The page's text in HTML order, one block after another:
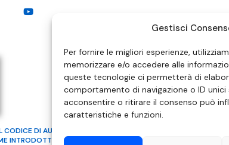
Gestisci
Per fornire le migliori esperienze,
memorizzare e/o accedere alle
queste tecnologie ci permetterà di
comportamento di navigazione o ID unici
acconsentire o ritirare il consenso può
caratteristiche e funzioni.
DI AUTOREGOLAMENTAZIONE IN MATERIA DI
INTRODOTTO DALLA LEGGE 6 NOVEMBRE 2003, N. 313